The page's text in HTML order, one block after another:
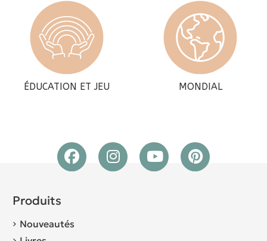
ÉDUCATION ET JEU MONDIAL
Produits
Nouveautés